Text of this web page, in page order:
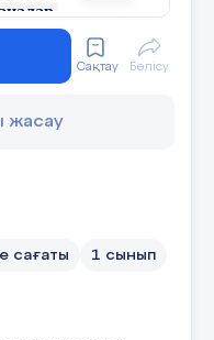
Сақтау Бөлісу
жасау
сағаты 1 сынып